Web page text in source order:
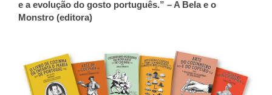
e a evolução do gosto português.” – A Bela e o
Monstro (editora)